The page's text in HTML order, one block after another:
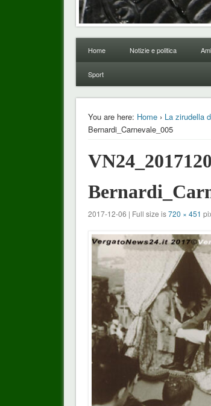
Home Notizie e politica
Sport
You are here: Home› La zirudella
Bernardi_Carnevale_005
2017-12-06 | Full size is720 × 451